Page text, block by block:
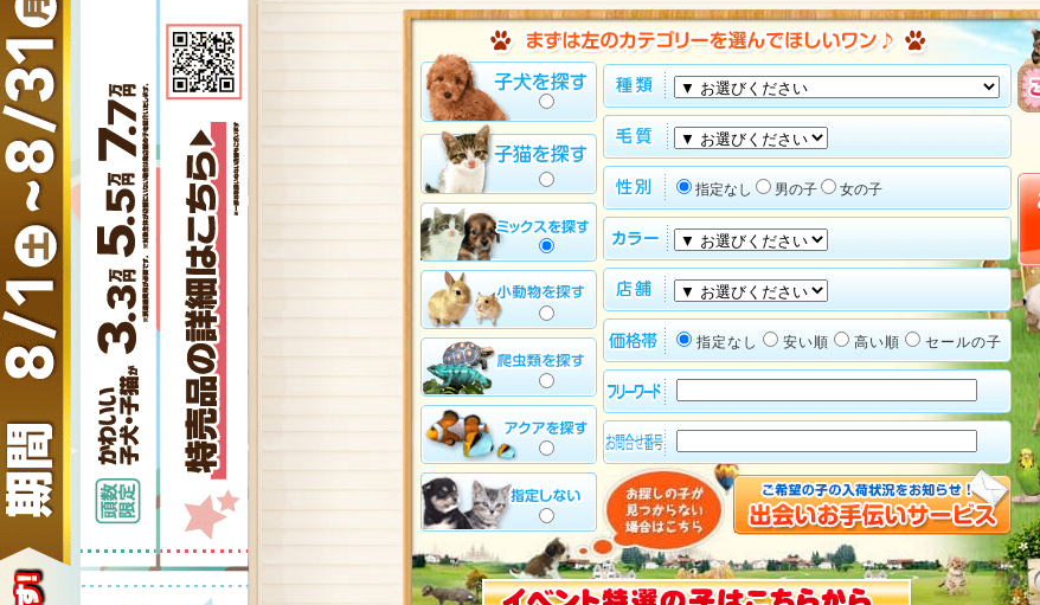
指定なし 男の子 女の子
指定なし 安い順 高い順 セールの子